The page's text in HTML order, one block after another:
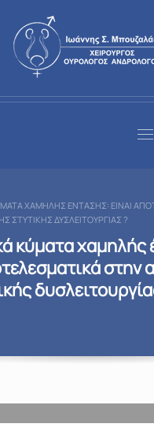
ΧΑΜΗΛΉΣ ΈΝΤΑΣΗΣ: ΕΊΝΑΙ
ΣΤΥΤΙΚΉΣ ΔΥΣΛΕΙΤΟΥΡΓΊΑΣ ?
κύματα χαμηλής
στην